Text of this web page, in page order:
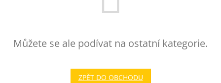
Můžete se ale podívat na ostatní kategorie.
ZPĚT DO OBCHODU